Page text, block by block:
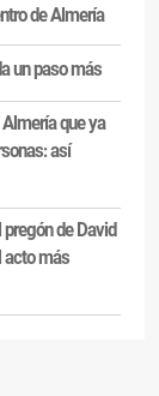
de Almería
un paso más
que ya
así
de David
acto más